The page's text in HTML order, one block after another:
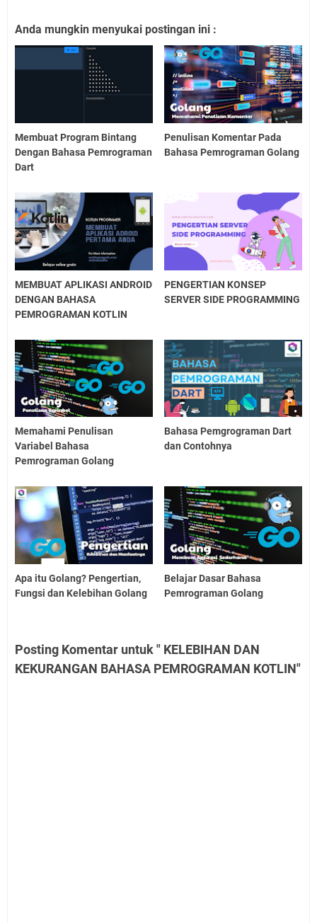
Anda mungkin menyukai postingan ini :
Membuat Program Bintang
Dengan Bahasa Pemrograman
Dart
Penulisan Komentar Pada
Bahasa Pemrograman Golang
MEMBUAT APLIKASI ANDROID
DENGAN BAHASA
PEMROGRAMAN KOTLIN
PENGERTIAN KONSEP
SERVER SIDE PROGRAMMING
Memahami Penulisan
Variabel Bahasa
Pemrograman Golang
Bahasa Pemgrograman Dart
dan Contohnya
Apa itu Golang? Pengertian,
Fungsi dan Kelebihan Golang
Belajar Dasar Bahasa
Pemrograman Golang
Posting Komentar untuk " KELEBIHAN DAN
KEKURANGAN BAHASA PEMROGRAMAN KOTLIN"